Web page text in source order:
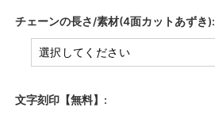
チェーンの長さ/素材(4面カットあずき):
文字刻印【無料】: